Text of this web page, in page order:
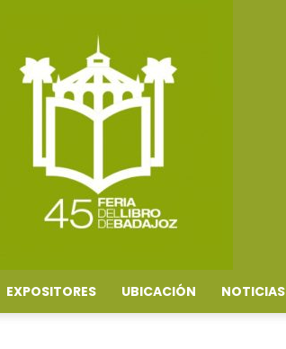
EXPOSITORES UBICACIÓN NOTICIAS